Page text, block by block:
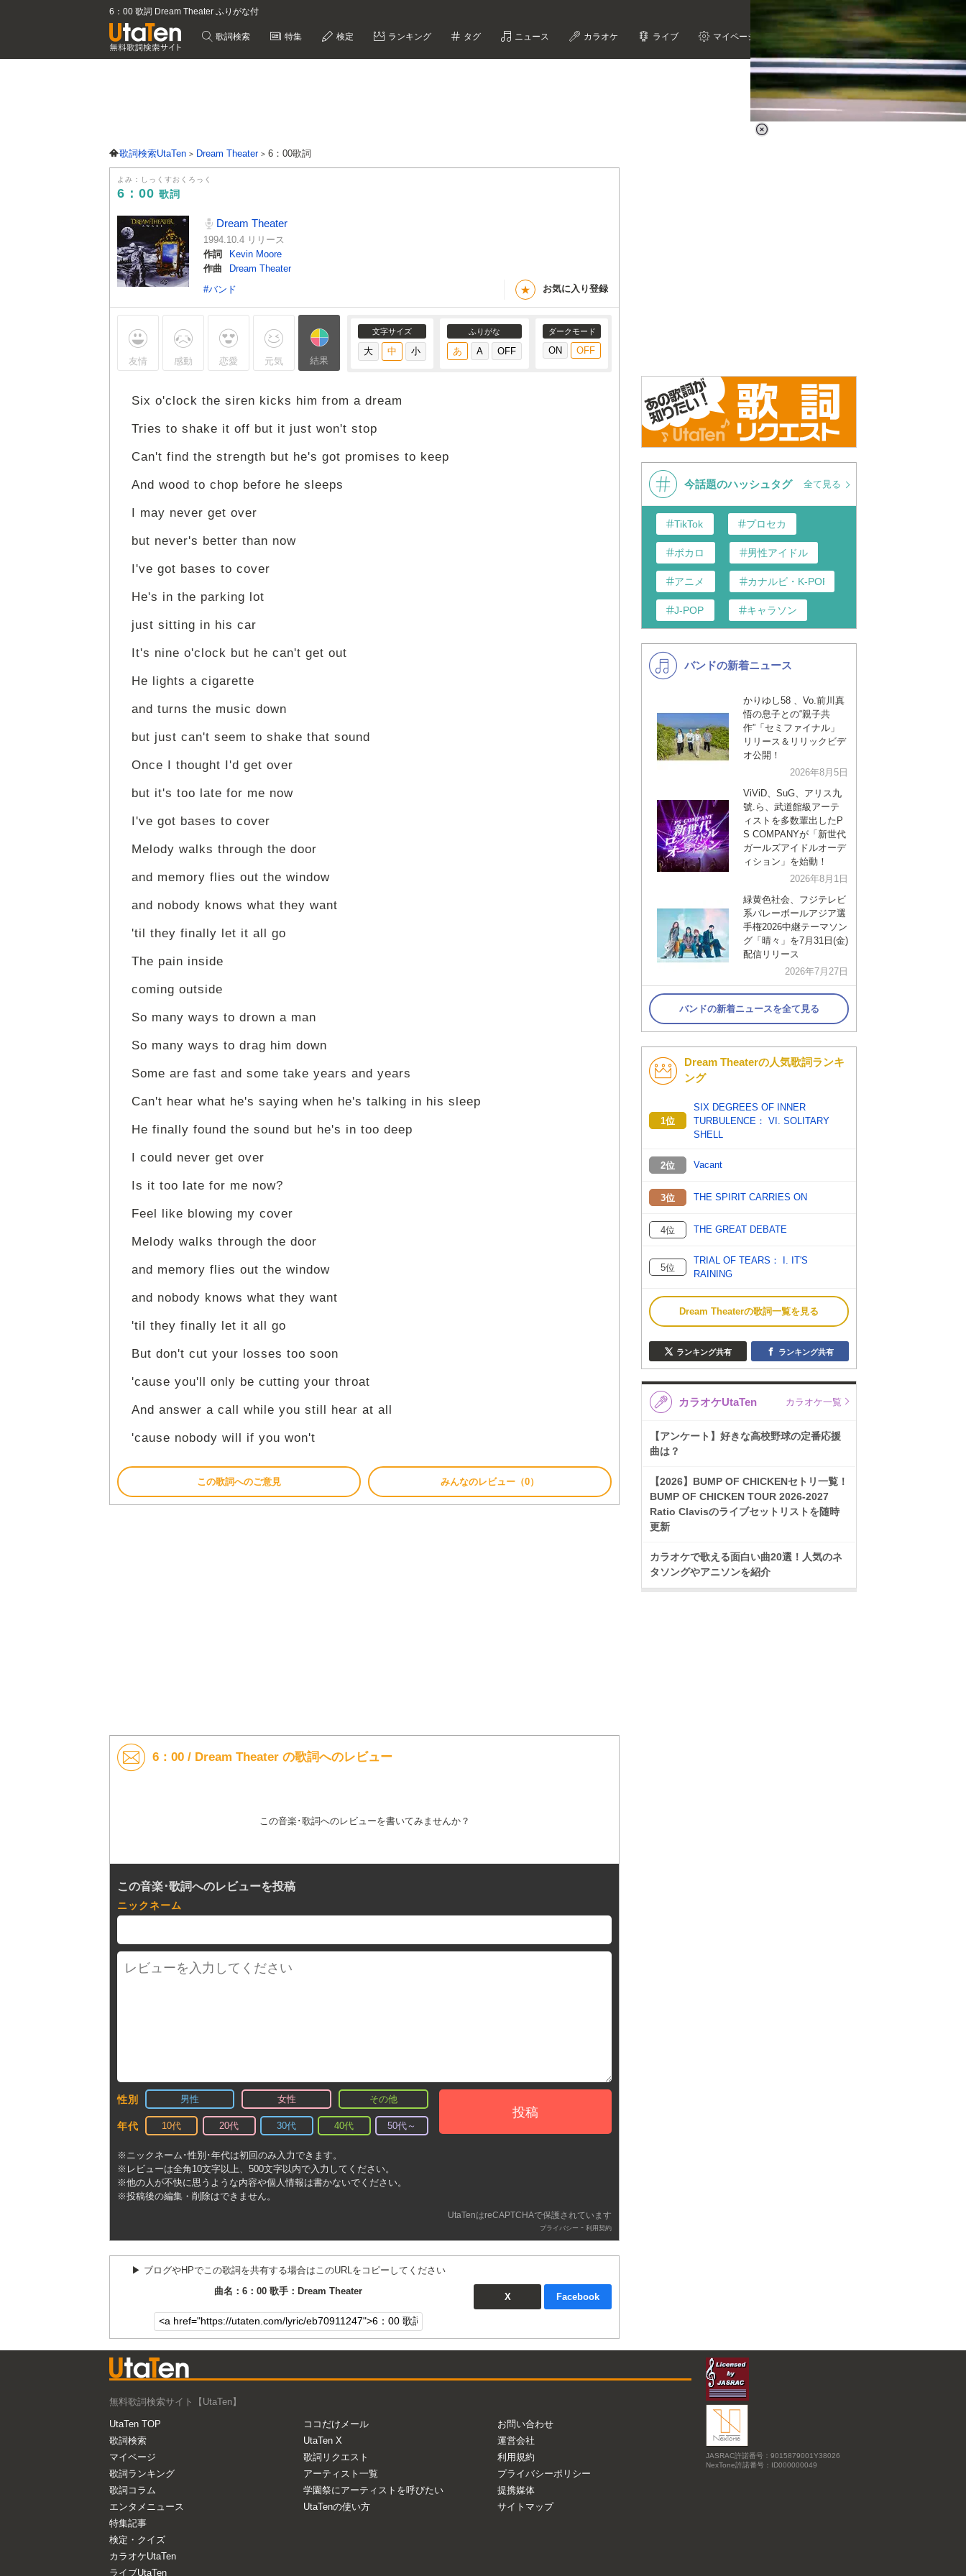
6：00 歌詞 Dream Theater ふりがな付
歌詞検索 特集 検定 ランキング タグ ニュース カラオケ ライブ マイページ
歌詞検索UtaTen Dream Theater 6：00歌詞
よみ：しっくすおくろっく
6：00 歌詞
Dream Theater
1994.10.4 リリース
作詞
Kevin Moore
作曲
Dream Theater
#バンド
★ お気に入り登録
友情 感動 恋愛 元気 結果
文字サイズ ふりがな ダークモード
Six o'clock the siren kicks him from a dream
Tries to shake it off but it just won't stop
Can't find the strength but he's got promises to keep
And wood to chop before he sleeps
I may never get over
but never's better than now
I've got bases to cover
He's in the parking lot
just sitting in his car
It's nine o'clock but he can't get out
He lights a cigarette
and turns the music down
but just can't seem to shake that sound
Once I thought I'd get over
but it's too late for me now
I've got bases to cover
Melody walks through the door
and memory flies out the window
and nobody knows what they want
'til they finally let it all go
The pain inside
coming outside
So many ways to drown a man
So many ways to drag him down
Some are fast and some take years and years
Can't hear what he's saying when he's talking in his sleep
He finally found the sound but he's in too deep
I could never get over
Is it too late for me now?
Feel like blowing my cover
Melody walks through the door
and memory flies out the window
and nobody knows what they want
'til they finally let it all go
But don't cut your losses too soon
'cause you'll only be cutting your throat
And answer a call while you still hear at all
'cause nobody will if you won't
この歌詞へのご意見 みんなのレビュー（0）
6：00 / Dream Theater の歌詞へのレビュー
この音楽･歌詞へのレビューを書いてみませんか？
この音楽･歌詞へのレビューを投稿
ニックネーム
性別 男性 女性 その他
年代 10代 20代 30代 40代 50代～
投稿
※ニックネーム･性別･年代は初回のみ入力できます。
※レビューは全角10文字以上、500文字以内で入力してください。
※他の人が不快に思うような内容や個人情報は書かないでください。
※投稿後の編集・削除はできません。
UtaTenはreCAPTCHAで保護されています
プライバシー - 利用契約
▶︎ ブログやHPでこの歌詞を共有する場合はこのURLをコピーしてください
曲名：6：00 歌手：Dream Theater
X Facebook
Loaded:
今話題のハッシュタグ 全て見る
TikTok プロセカ
ボカロ 男性アイドル
アニメ カナルビ・K-POP和訳
J-POP キャラソン
K-POP 演歌・歌謡
洋楽
VTuber ディズニー
バンドの新着ニュース
かりゆし58 、Vo.前川真
悟の息子との“親子共
作”「セミファイナル」
リリース＆リリックビデ
オ公開！
2026年8月5日
ViViD、SuG、アリス九
號.ら、武道館級アーテ
ィストを多数輩出したP
S COMPANYが「新世代
ガールズアイドルオーデ
ィション」を始動！
2026年8月1日
緑黄色社会、フジテレビ
系バレーボールアジア選
手権2026中継テーマソン
グ「晴々」を7月31日(金)
配信リリース
2026年7月27日
バンドの新着ニュースを全て見る
Dream Theaterの人気歌詞ランキ
ング
1位
SIX DEGREES OF INNER
TURBULENCE： VI. SOLITARY
SHELL
2位 Vacant
3位 THE SPIRIT CARRIES ON
4位 THE GREAT DEBATE
5位
TRIAL OF TEARS： I. IT'S
RAINING
Dream Theaterの歌詞一覧を見る
ランキング共有 ランキング共有
カラオケUtaTen カラオケ一覧
【アンケート】好きな高校野球の定番応援
曲は？
【2026】BUMP OF CHICKENセトリ一覧！
BUMP OF CHICKEN TOUR 2026-2027
Ratio Clavisのライブセットリストを随時
更新
カラオケで歌える面白い曲20選！人気のネ
タソングやアニソンを紹介
無料歌詞検索サイト【UtaTen】
UtaTen TOP
歌詞検索
マイページ
歌詞ランキング
歌詞コラム
エンタメニュース
特集記事
検定・クイズ
カラオケUtaTen
ライブUtaTen
ココだけメール
UtaTen X
歌詞リクエスト
アーティスト一覧
学園祭にアーティストを呼びたい
UtaTenの使い方
お問い合わせ
運営会社
利用規約
プライバシーポリシー
提携媒体
サイトマップ
JASRAC許諾番号：9015879001Y38026
NexTone許諾番号：ID000000049